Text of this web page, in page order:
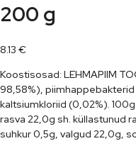
200 g
8.13 €
Koostisosad: LEHMAPIIM
98,58%), piimhappebakterid
kaltsiumkloriid (0,02%).
rasva 22,0g sh. küllastunud
suhkur 0,5g, valgud 22,0g,